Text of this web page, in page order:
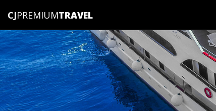
CJPREMIUM